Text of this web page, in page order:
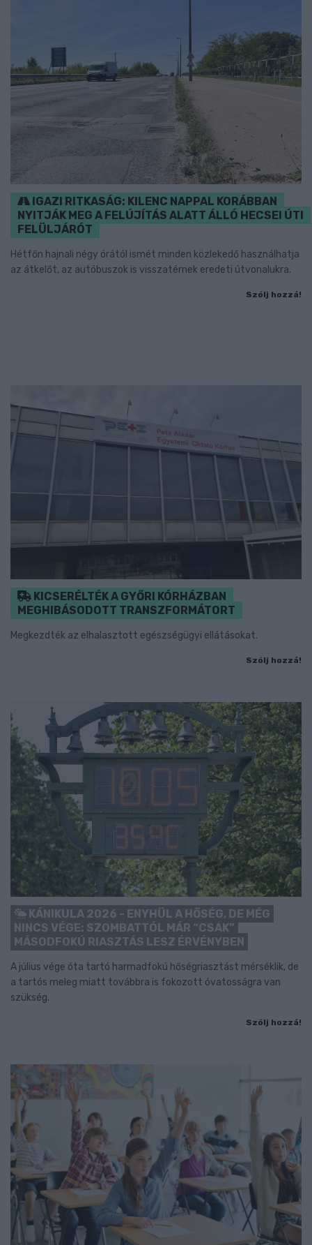
IGAZI RITKASÁG: KILENC NAPPAL KORÁBBAN
NYITJÁK MEG A FELÚJÍTÁS ALATT ÁLLÓ HECSEI ÚTI
FELÜLJÁRÓT
Hétfőn hajnali négy órától ismét minden közlekedő használhatja
az átkelőt, az autóbuszok is visszatérnek eredeti útvonalukra.
Szólj hozzá!
KICSERÉLTÉK A GYŐRI KÓRHÁZBAN
MEGHIBÁSODOTT TRANSZFORMÁTORT
Megkezdték az elhalasztott egészségügyi ellátásokat.
Szólj hozzá!
KÁNIKULA 2026 - ENYHÜL A HŐSÉG, DE MÉG
NINCS VÉGE: SZOMBATTÓL MÁR “CSAK”
MÁSODFOKÚ RIASZTÁS LESZ ÉRVÉNYBEN
A július vége óta tartó harmadfokú hőségriasztást mérséklik, de
a tartós meleg miatt továbbra is fokozott óvatosságra van
szükség.
Szólj hozzá!